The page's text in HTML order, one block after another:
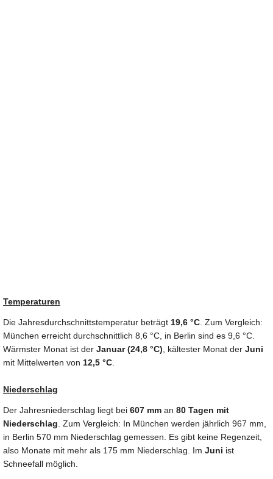
Temperaturen
Die Jahresdurchschnittstemperatur beträgt 19,6 °C . Zum Vergleich:
München erreicht durchschnittlich 8,6 °C, in Berlin sind es 9,6 °C.
Wärmster Monat ist der Januar (24,8 °C) , kältester Monat der Juni
mit Mittelwerten von 12,5 °C
Niederschlag
Der Jahresniederschlag liegt bei 607 mm an 80 Tagen mit
Niederschlag . Zum Vergleich: In München werden jährlich 967 mm,
in Berlin 570 mm Niederschlag gemessen. Es gibt keine Regenzeit,
also Monate mit mehr als 175 mm Niederschlag. Im Juni ist
Schneefall möglich.